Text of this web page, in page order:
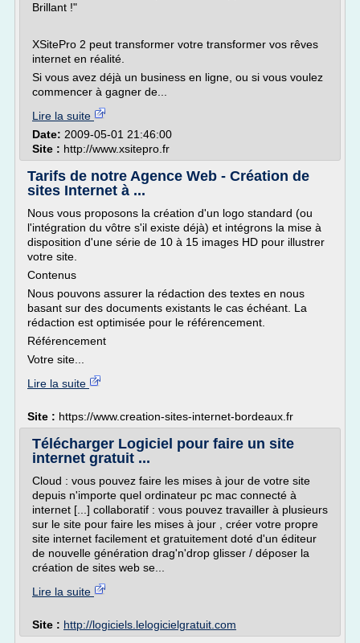
Brillant !"
XSitePro 2 peut transformer votre transformer vos rêves
internet en réalité.
Si vous avez déjà un business en ligne, ou si vous voulez
commencer à gagner de...
Lire la suite
Date: 2009-05-01 21:46:00
Site : http://www.xsitepro.fr
Tarifs de notre Agence Web - Création de
sites Internet à ...
Nous vous proposons la création d'un logo standard (ou
l'intégration du vôtre s'il existe déjà) et intégrons la mise à
disposition d'une série de 10 à 15 images HD pour illustrer
votre site.
Contenus
Nous pouvons assurer la rédaction des textes en nous
basant sur des documents existants le cas échéant. La
rédaction est optimisée pour le référencement.
Référencement
Votre site...
Lire la suite
Site : https://www.creation-sites-internet-bordeaux.fr
Télécharger Logiciel pour faire un site
internet gratuit ...
Cloud : vous pouvez faire les mises à jour de votre site
depuis n'importe quel ordinateur pc mac connecté à
internet [...] collaboratif : vous pouvez travailler à plusieurs
sur le site pour faire les mises à jour , créer votre propre
site internet facilement et gratuitement doté d'un éditeur
de nouvelle génération drag'n'drop glisser / déposer la
création de sites web se...
Lire la suite
Site : http://logiciels.lelogicielgratuit.com